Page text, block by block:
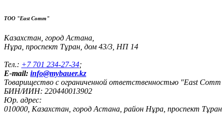
ТОО "East Comm"
Казахстан, город Астана,
Нұра, проспект Тұран, дом 43/3, НП 14
Тел.: +7 701 234-27-34;
E-mail: info@mybauer.kz
Товарищество с ограниченной ответственностью "East
БИН/ИИН: 220440013902
Юр. адрес:
010000, Казахстан, город Астана, район Нұра, проспект